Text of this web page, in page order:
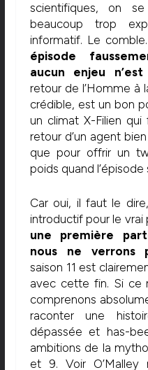
scientifiques, on
beaucoup trop
informatif. Le
épisode
aucun enjeu
retour de l’Homme à
crédible, est un bon
un climat X-Filien
retour d’un agent
que pour offrir un
poids quand l’épisode
Car oui, il faut le
introductif pour le vrai
une première
nous ne verrons
saison 11 est
avec cette fin. Si ce
comprenons
raconter une
dépassée et has-
ambitions de la
et 9. Voir O’Malley